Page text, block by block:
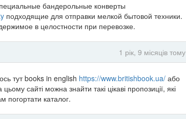
бандерольные конверты
подходящие для отправки мелкой бытовой техники.
в целостности при перевозке.
1 рік, 9 місяців тому
тут books in english https://www.britishbook.ua/ або
сайті можна знайти такі цікаві пропозиції, які
погортати каталог.